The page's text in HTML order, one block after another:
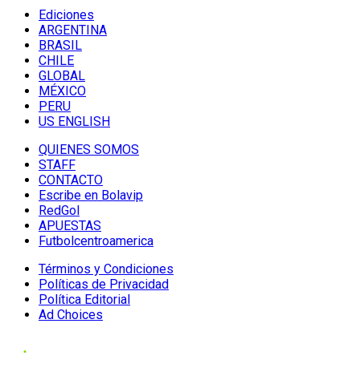
Ediciones
ARGENTINA
BRASIL
CHILE
GLOBAL
MÉXICO
PERU
US ENGLISH
QUIENES SOMOS
STAFF
CONTACTO
Escribe en Bolavip
RedGol
APUESTAS
Futbolcentroamerica
Términos y Condiciones
Políticas de Privacidad
Política Editorial
Ad Choices